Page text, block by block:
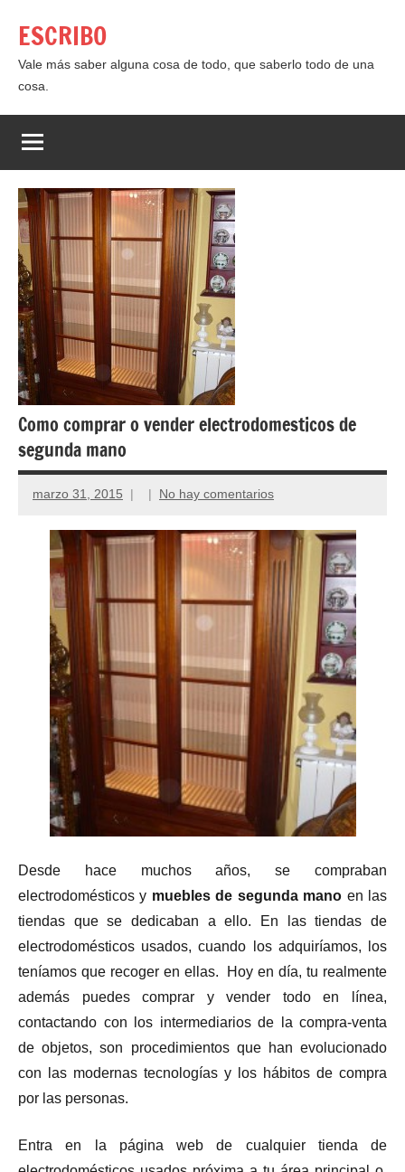
contenido
ESCRIBO
Vale más saber alguna cosa de todo, que saberlo todo de una
cosa.
Como comprar o vender electrodomesticos de
segunda mano
marzo 31, 2015 No hay comentarios
Desde hace muchos años, se compraban
electrodomésticos y muebles de segunda mano en las
tiendas que se dedicaban a ello. En las tiendas de
electrodomésticos usados​​, cuando los adquiríamos, los
teníamos que recoger en ellas. Hoy en día, tu realmente
además puedes comprar y vender todo en línea,
contactando con los intermediarios de la compra-venta
de objetos, son procedimientos que han evolucionado
con las modernas tecnologías y los hábitos de compra
por las personas.
Entra en la página web de cualquier tienda de